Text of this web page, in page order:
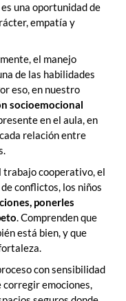
una oportunidad de
empatía y
el manejo
de las habilidades
eso, en nuestro
socioemocional
en el aula, en
relación entre
trabajo cooperativo, el
conflictos, los niños
ponerles
. Comprenden que
está bien, y que
con sensibilidad
corregir emociones,